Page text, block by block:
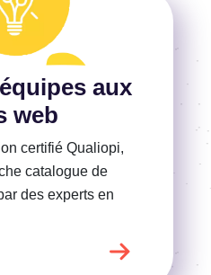
aux
web
certifié Qualiopi,
catalogue de
des experts en